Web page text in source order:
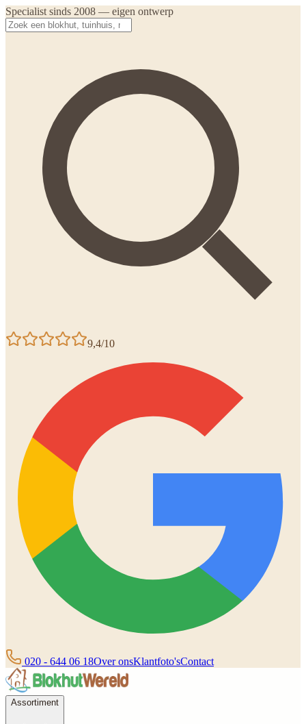
Specialist sinds 2008 — eigen ontwerp
9,4/10
020 - 644 06 18Over onsKlantfoto'sContact
Assortiment